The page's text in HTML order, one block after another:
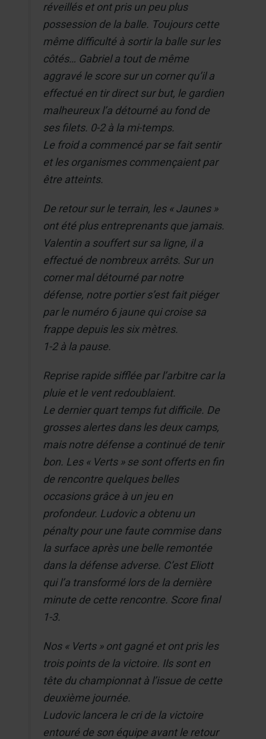
réveillés et ont pris un peu plus
possession de la balle. Toujours cette
même difficulté à sortir la balle sur les
côtés… Gabriel a tout de même
aggravé le score sur un corner qu’il a
effectué en tir direct sur but, le gardien
malheureux l’a détourné au fond de
ses filets. 0-2 à la mi-temps.
Le froid a commencé par se fait sentir
et les organismes commençaient par
être atteints.
De retour sur le terrain, les « Jaunes »
ont été plus entreprenants que jamais.
Valentin a souffert sur sa ligne, il a
effectué de nombreux arrêts. Sur un
corner mal détourné par notre
défense, notre portier s’est fait piéger
par le numéro 6 jaune qui croise sa
frappe depuis les six mètres.
1-2 à la pause.
Reprise rapide sifflée par l’arbitre car la
pluie et le vent redoublaient.
Le dernier quart temps fut difficile. De
grosses alertes dans les deux camps,
mais notre défense a continué de tenir
bon. Les « Verts » se sont offerts en fin
de rencontre quelques belles
occasions grâce à un jeu en
profondeur. Ludovic a obtenu un
pénalty pour une faute commise dans
la surface après une belle remontée
dans la défense adverse. C’est Eliott
qui l’a transformé lors de la dernière
minute de cette rencontre. Score final
1-3.
Nos « Verts » ont gagné et ont pris les
trois points de la victoire. Ils sont en
tête du championnat à l’issue de cette
deuxième journée.
Ludovic lancera le cri de la victoire
entouré de son équipe avant le retour